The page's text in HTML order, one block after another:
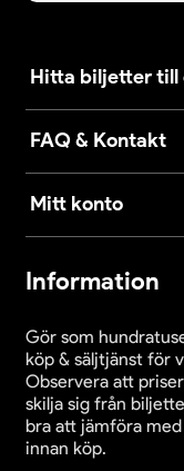
Hitta biljetter till
FAQ & Kontakt
Mitt konto
Information
Gör som
köp & säljtjänst för
Observera att
skilja sig från
bra att jämföra
innan köp.